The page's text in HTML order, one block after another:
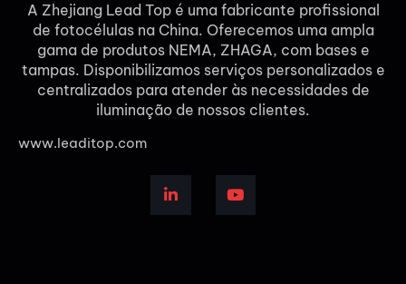
A Zhejiang Lead Top é uma fabricante profissional
de fotocélulas na China. Oferecemos uma ampla
gama de produtos NEMA, ZHAGA, com bases e
tampas. Disponibilizamos serviços personalizados e
centralizados para atender às necessidades de
iluminação de nossos clientes.
www.leaditop.com